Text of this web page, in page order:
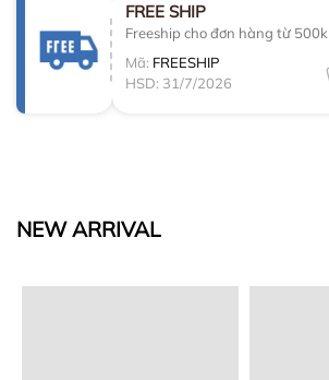
FREE SHIP
Freeship cho đơn hàng từ 500k
Mã: FREESHIP
HSD: 31/7/2026
NEW ARRIVAL